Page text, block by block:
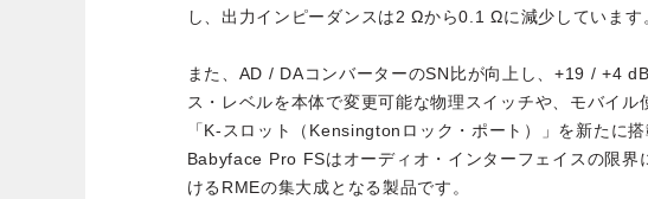
し、出力インピーダンスは2 Ωから0.1 Ωに減少しています
また、AD / DAコンバーターのSN比が向上し、+19 / +4
ス・レベルを本体で変更可能な物理スイッチや、モバイル
「K-スロット（Kensingtonロック・ポート）」を新たに搭
Babyface Pro FSはオーディオ・インターフェイスの限界
けるRMEの集大成となる製品です。